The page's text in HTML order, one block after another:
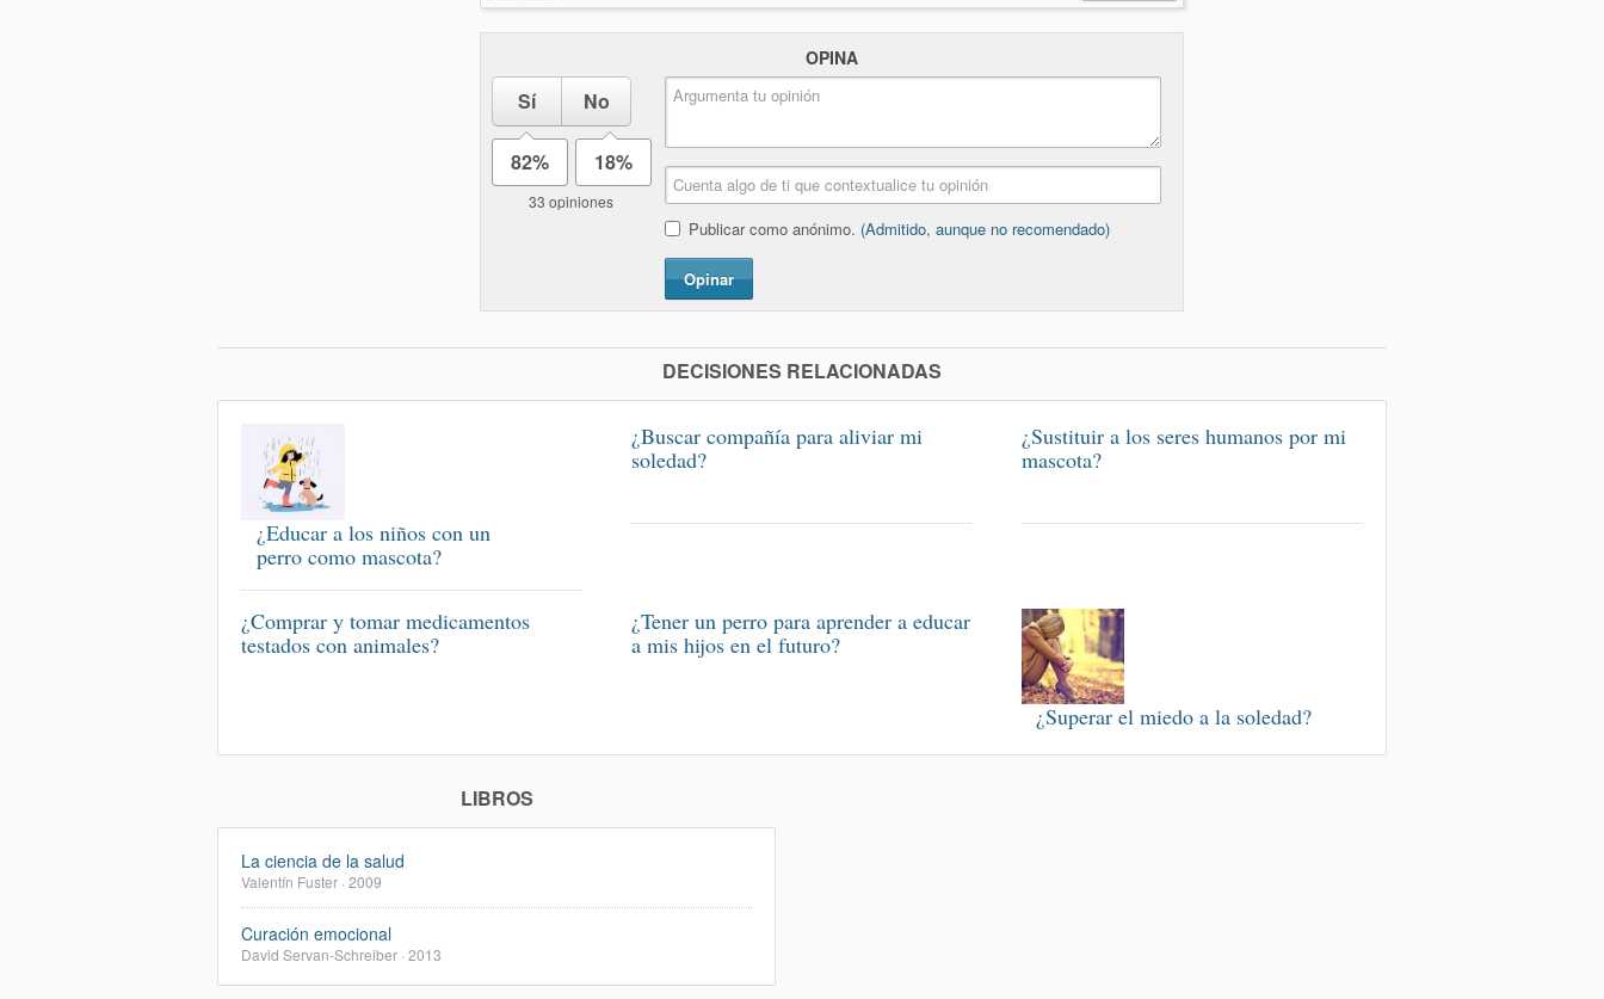
OPINA
Sí No
82% 18%
33 opiniones
Publicar como anónimo. (Admitido, aunque no recomendado)
Opinar
DECISIONES RELACIONADAS
¿Educar a los niños con un
perro como mascota?
¿Buscar compañía para aliviar mi
soledad?
¿Sustituir a los seres humanos por mi
mascota?
¿Comprar y tomar medicamentos
testados con animales?
¿Tener un perro para aprender a educar
a mis hijos en el futuro?
¿Superar el miedo a la soledad?
LIBROS
La ciencia de la salud
Valentín Fuster · 2009
Curación emocional
David Servan-Schreiber · 2013